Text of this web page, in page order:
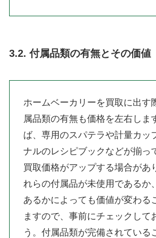
3.2. 付属品類の有無とその価値
ホームベーカリーを買取に出す
属品類の有無も価格を左右しま
ば、専用のスパテラや計量カッ
ナルのレシピブックなどが揃っ
買取価格がアップする場合があ
れらの付属品が未使用であるか
あるかによっても価値が変わる
ますので、事前にチェックして
う。付属品類が完備されている